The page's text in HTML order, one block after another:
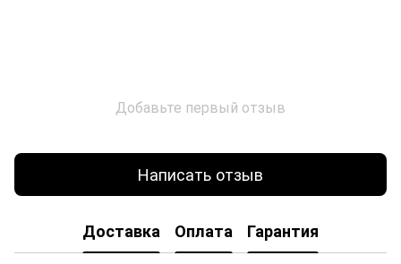
Добавьте первый отзыв
Написать отзыв
Доставка Оплата Гарантия